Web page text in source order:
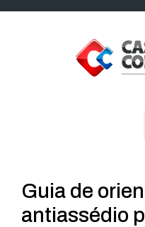
Guia de
antiassédio